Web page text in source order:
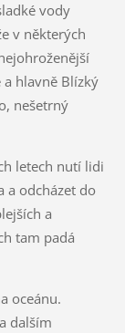
vody
v některých
hlavně Blízký
nešetrný
letech nutí lidi
a odcházet do
a
tam padá
oceánu.
dalším